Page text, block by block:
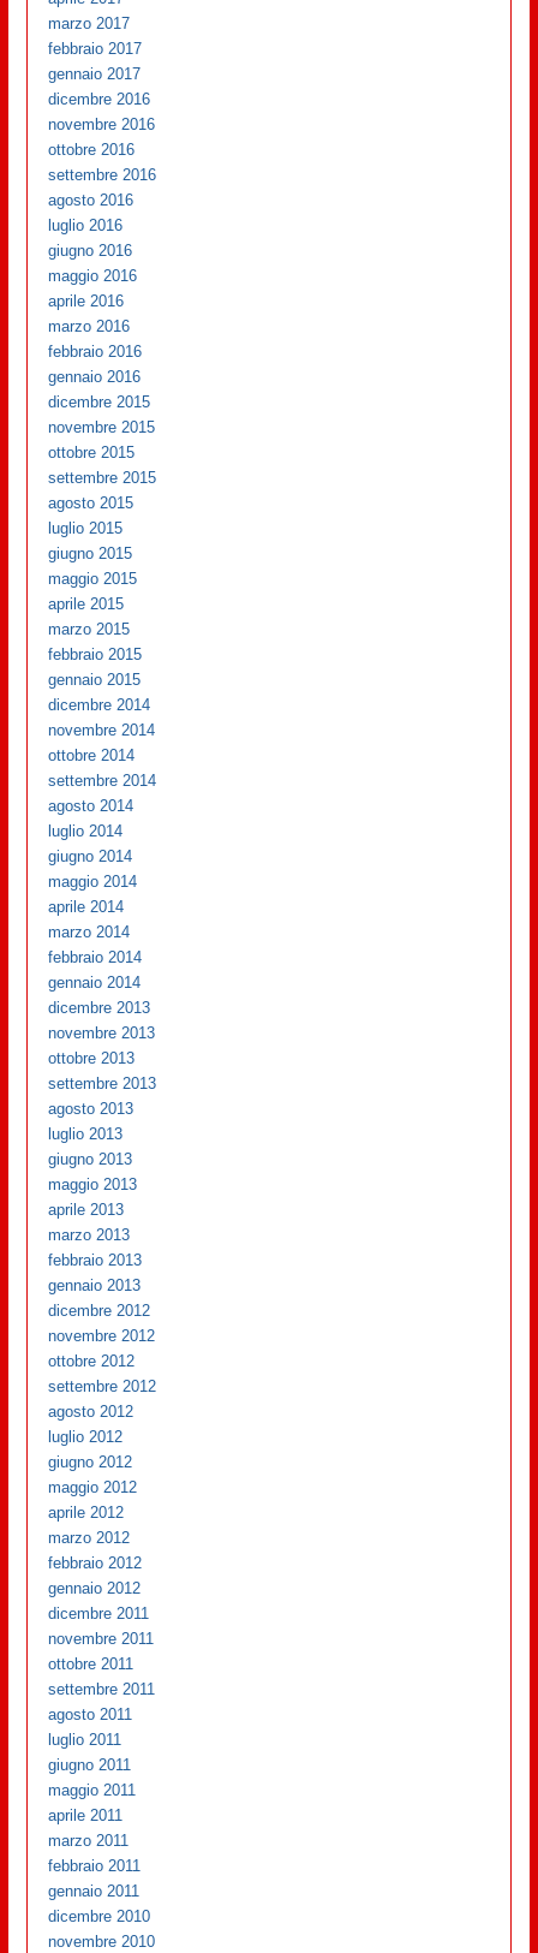
marzo 2017
febbraio 2017
gennaio 2017
dicembre 2016
novembre 2016
ottobre 2016
settembre 2016
agosto 2016
luglio 2016
giugno 2016
maggio 2016
aprile 2016
marzo 2016
febbraio 2016
gennaio 2016
dicembre 2015
novembre 2015
ottobre 2015
settembre 2015
agosto 2015
luglio 2015
giugno 2015
maggio 2015
aprile 2015
marzo 2015
febbraio 2015
gennaio 2015
dicembre 2014
novembre 2014
ottobre 2014
settembre 2014
agosto 2014
luglio 2014
giugno 2014
maggio 2014
aprile 2014
marzo 2014
febbraio 2014
gennaio 2014
dicembre 2013
novembre 2013
ottobre 2013
settembre 2013
agosto 2013
luglio 2013
giugno 2013
maggio 2013
aprile 2013
marzo 2013
febbraio 2013
gennaio 2013
dicembre 2012
novembre 2012
ottobre 2012
settembre 2012
agosto 2012
luglio 2012
giugno 2012
maggio 2012
aprile 2012
marzo 2012
febbraio 2012
gennaio 2012
dicembre 2011
novembre 2011
ottobre 2011
settembre 2011
agosto 2011
luglio 2011
giugno 2011
maggio 2011
aprile 2011
marzo 2011
febbraio 2011
gennaio 2011
dicembre 2010
novembre 2010